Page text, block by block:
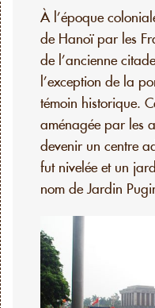
À l’époque
de Hanoï par les
de l’ancienne
l’exception de la
témoin historique.
aménagée par les
devenir un centre
fut nivelée et un
nom de Jardin